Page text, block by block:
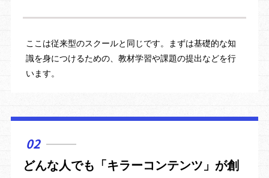
ここは従来型のスクールと同じです。まずは基礎的な知
識を身につけるための、教材学習や課題の提出などを行
います。
02
どんな人でも「キラーコンテンツ」が創